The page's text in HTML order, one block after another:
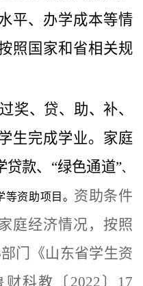
平、办学成本等情
照国家和省相关规
奖、贷、助、补、
生完成学业。家庭
款、 “绿色通道”、
资助项目。 资助条件
庭经济情况，按照
门《山东省学生资
财科教〔 2022 〕 17